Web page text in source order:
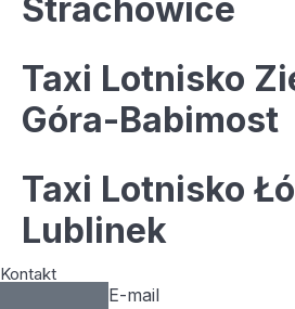
Strachowice
Taxi Lotnisko
Góra-Babimost
Taxi Lotnisko
Lublinek
Kontakt
E-mail